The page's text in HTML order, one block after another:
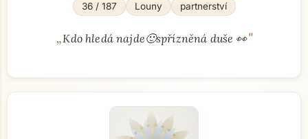
36 / 187 Louny partnerství
„Kdo hledá najde🙂spřízněná duše 👀"